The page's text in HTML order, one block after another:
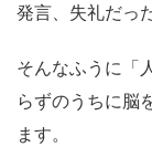
発言、失礼だっ
そんなふうに「
らずのうちに脳
ます。